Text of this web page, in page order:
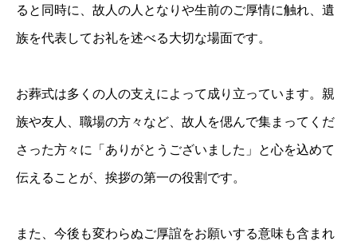
ると同時に、故人の人となりや生前のご厚情に触れ、遺
族を代表してお礼を述べる大切な場面です。
お葬式は多くの人の支えによって成り立っています。親
族や友人、職場の方々など、故人を偲んで集まってくだ
さった方々に「ありがとうございました」と心を込めて
伝えることが、挨拶の第一の役割です。
また、今後も変わらぬご厚誼をお願いする意味も含まれ